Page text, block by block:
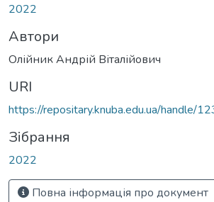
2022
Автори
Олійник Андрій Віталійович
URI
https://repositary.knuba.edu.ua/handle/
Зібрання
2022
Повна інформація про документ